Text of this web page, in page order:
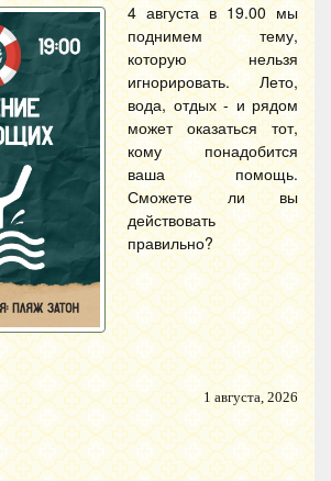
4 августа в 19.00 мы
поднимем тему,
которую нельзя
игнорировать. Лето,
вода, отдых - и рядом
может оказаться тот,
кому понадобится
ваша помощь.
Сможете ли вы
действовать
правильно?
1 августа, 2026